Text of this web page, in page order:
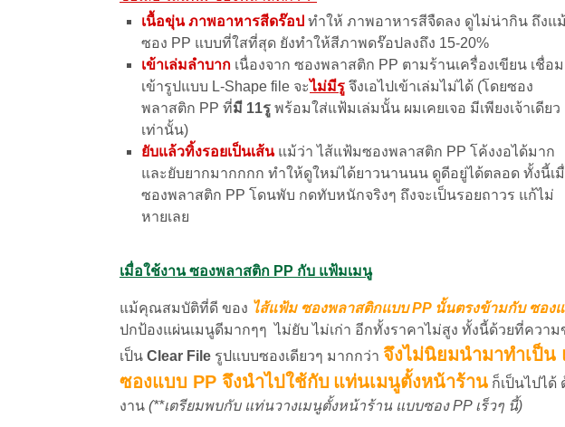
เนื้อขุ่นภาพอาหารสีดร๊อป ทำให้ ภาพอาหารสีจืดลง ดูไม่น่ากิน ถึงแม้
ซอง PP แบบที่ใสที่สุด ยังทำให้สีภาพดร๊อปลงถึง 15-20%
เข้าเล่มลำบาก เนื่องจาก ซองพลาสติก PP ตามร้านเครื่องเขียน เชื่อม
เข้ารูปแบบ L-Shape file จะไม่มีรู จึงเอไปเข้าเล่มไม่ได้ (โดยซอง
พลาสติก PP ที่มี 11รู พร้อมใส่แฟ้มเล่มนั้น ผมเคยเจอ มีเพียงเจ้าเดียว
เท่านั้น)
ยับแล้วทิ้งรอยเป็นเส้น แม้ว่า ไส้แฟ้มซองพลาสติก PP โค้งงอได้มาก
และยับยากมากกกก ทำให้ดูใหม่ได้ยาวนานนน ดูดีอยู่ได้ตลอด ทั้งนี้เ
ซองพลาสติก PP โดนพับ กดทับหนักจริงๆ ถึงจะเป็นรอยถาวร แก้ไม่
หายเลย
เมื่อใช้งาน ซองพลาสติก PP กับ แฟ้มเมนู
แม้คุณสมบัติที่ดี ของ ไส้แฟ้ม ซองพลาสติกแบบ PP นั้นตรงข้ามกับ ซอง
ปกป้องแผ่นเมนูดีมากๆๆ ไม่ยับ ไม่เก่า อีกทั้งราคาไม่สูง ทั้งนี้ด้วยที่ควา
เป็น Clear File รูปแบบซองเดียวๆ มากกว่า จึงไม่นิยมนำมาทำเป็น
ซองแบบ PP จึงนำไปใช้กับ แท่นเมนูตั้งหน้าร้าน ก็เป็นไปไ
งาน (**เตรียมพบกับ แท่นวางเมนูตั้งหน้าร้าน แบบซอง PP เร็วๆ นี้)